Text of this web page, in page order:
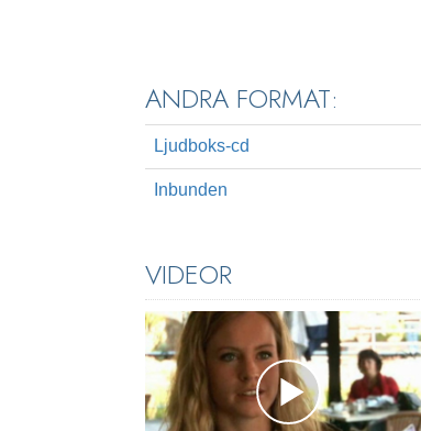
ANDRA FORMAT:
Ljudboks-cd
Inbunden
VIDEOR